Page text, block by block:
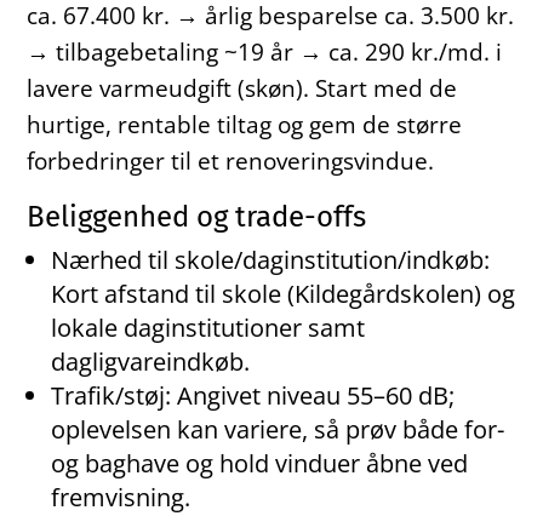
ca. 67.400 kr. → årlig besparelse ca. 3.500 kr.
→ tilbagebetaling ~19 år → ca. 290 kr./md. i
lavere varmeudgift (skøn). Start med de
hurtige, rentable tiltag og gem de større
forbedringer til et renoveringsvindue.
Beliggenhed og trade-offs
Nærhed til skole/daginstitution/indkøb:
Kort afstand til skole (Kildegårdskolen) og
lokale daginstitutioner samt
dagligvareindkøb.
Trafik/støj: Angivet niveau 55–60 dB;
oplevelsen kan variere, så prøv både for-
og baghave og hold vinduer åbne ved
fremvisning.